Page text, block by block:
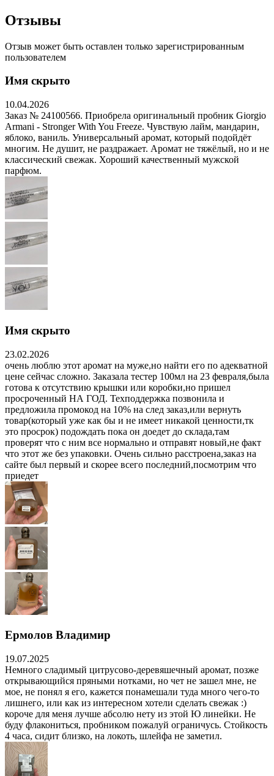
Отзывы
Отзыв может быть оставлен только зарегистрированным
пользователем
Имя скрыто
10.04.2026
Заказ № 24100566. Приобрела оригинальный пробник Giorgio
Armani - Stronger With You Freeze. Чувствую лайм, мандарин,
яблоко, ваниль. Универсальный аромат, который подойдёт
многим. Не душит, не раздражает. Аромат не тяжёлый, но и не
классический свежак. Хороший качественный мужской
парфюм.
Имя скрыто
23.02.2026
очень люблю этот аромат на муже,но найти его по адекватной
цене сейчас сложно. Заказала тестер 100мл на 23 февраля,была
готова к отсутствию крышки или коробки,но пришел
просроченный НА ГОД. Техподдержка позвонила и
предложила промокод на 10% на след заказ,или вернуть
товар(который уже как бы и не имеет никакой ценности,тк
это просрок) подождать пока он доедет до склада,там
проверят что с ним все нормально и отправят новый,не факт
что этот же без упаковки. Очень сильно расстроена,заказ на
сайте был первый и скорее всего последний,посмотрим что
приедет
Ермолов Владимир
19.07.2025
Немного сладимый цитрусово-деревяшечный аромат, позже
открывающийся пряными нотками, но чет не зашел мне, не
мое, не понял я его, кажется понамешали туда много чего-то
лишнего, или как из интересном хотели сделать свежак :)
короче для меня лучше абсолю нету из этой Ю линейки. Не
буду флакониться, пробником пожалуй ограничусь. Стойкость
4 часа, сидит близко, на локоть, шлейфа не заметил.